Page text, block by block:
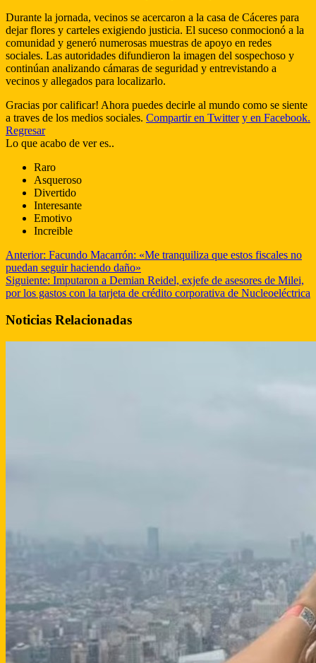
Durante la jornada, vecinos se acercaron a la casa de Cáceres para
dejar flores y carteles exigiendo justicia. El suceso conmocionó a la
comunidad y generó numerosas muestras de apoyo en redes
sociales. Las autoridades difundieron la imagen del sospechoso y
continúan analizando cámaras de seguridad y entrevistando a
vecinos y allegados para localizarlo.
Gracias por calificar! Ahora puedes decirle al mundo como se siente
a traves de los medios sociales. Compartir en Twitter y en Facebook.
Regresar
Lo que acabo de ver es..
Raro
Asqueroso
Divertido
Interesante
Emotivo
Increible
Anterior: Facundo Macarrón: «Me tranquiliza que estos fiscales no
puedan seguir haciendo daño»
Siguiente: Imputaron a Demian Reidel, exjefe de asesores de Milei,
por los gastos con la tarjeta de crédito corporativa de Nucleoeléctrica
Noticias Relacionadas